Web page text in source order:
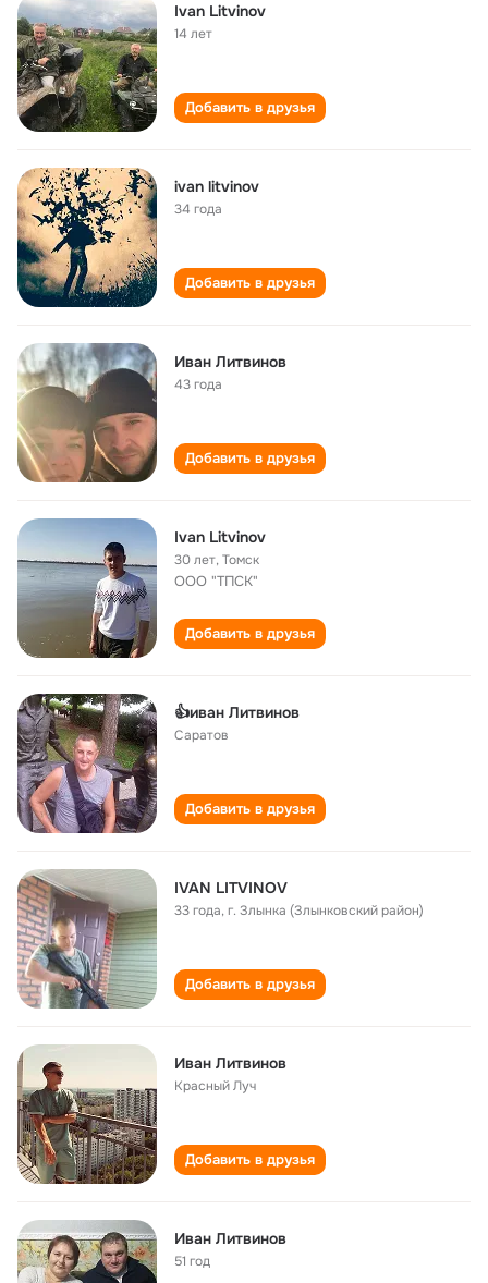
Ivan Litvinov
14 лет
Добавить в друзья
ivan litvinov
34 года
Добавить в друзья
Иван Литвинов
43 года
Добавить в друзья
Ivan Litvinov
30 лет,Томск
ООО "ТПСК"
Добавить в друзья
👍иван Литвинов
Саратов
Добавить в друзья
IVAN LITVINOV
33 года,г. Злынка (Злынковский район)
Добавить в друзья
Иван Литвинов
Красный Луч
Добавить в друзья
Иван Литвинов
51 год